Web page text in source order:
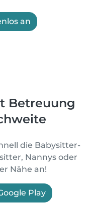
an
Betreuung
die Babysitter-
Nannys oder
Nähe an!
Play